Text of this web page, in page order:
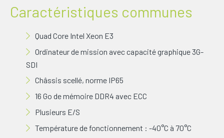
Caractéristiques communes
Quad Core Intel Xeon E3
Ordinateur de mission avec capacité graphique 3G-
SDI
Châssis scellé, norme IP65
16 Go de mémoire DDR4 avec ECC
Plusieurs E/S
Température de fonctionnement : -40°C à 70°C